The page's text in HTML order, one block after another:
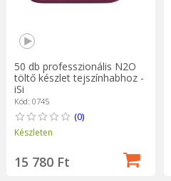
50 db professzionális N2O
töltő készlet tejszínhabhoz -
iSi
Kód: 0745
(0)
Készleten
15 780 Ft